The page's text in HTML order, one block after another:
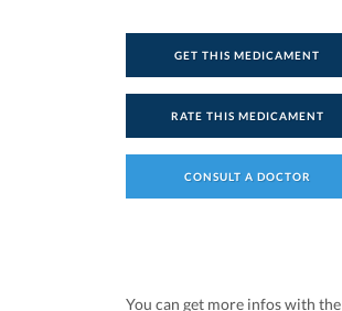
GET THIS MEDICAMENT
RATE THIS MEDICAMENT
CONSULT A DOCTOR
You can get more infos with the